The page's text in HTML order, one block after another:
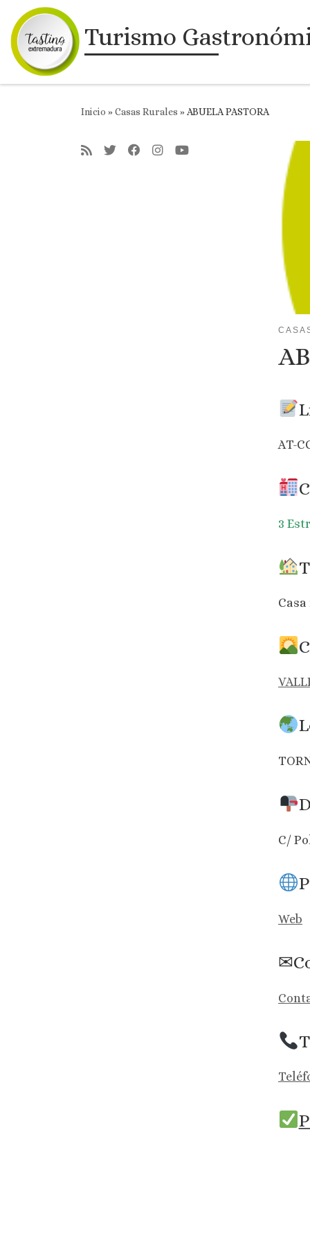
Saltar al contenido
Turismo
Inicio »Casas Rurales »ABUELA PASTORA
AT-
3
C/
Web